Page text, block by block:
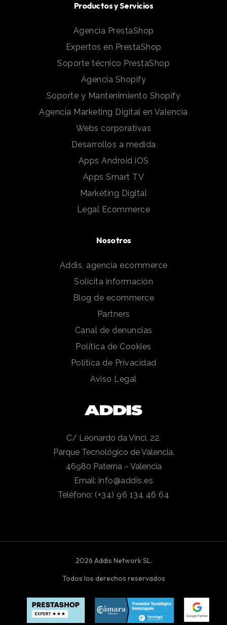
Productos y Servicios
Agencia PrestaShop
Expertos en PrestaShop
Soporte técnico PrestaShop
Agencia Shopify
Soporte y Mantenimiento Shopify
Agencia Marketing Digital en Valencia
Webs corporativas
Desarrollos a medida
Apps Android iOS
Apps Smart TV
Marketing Digital
Legal Ecommerce
Nosotros
Addis, agencia ecommerce
Solicita información
Blog de ecommerce
Partners
Canal de denuncias
Política de Cookies
Política de Privacidad
Aviso Legal
C/ Leonardo da Vinci, 22.
Parque Tecnológico de Valencia.
46980 Paterna – Valencia
Email: info@addis.es
Teléfono: (+34) 96 134 46 64
2026 Addis Network SL.
Todos los derechos reservados